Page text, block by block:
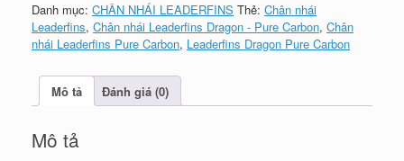
-
Pure
Carbon
lượng
Danh mục: CHÂN NHÁI LEADERFINS Thẻ: Chân nhái
Leaderfins, Chân nhái Leaderfins Dragon - Pure Carbon, Chân
nhái Leaderfins Pure Carbon, Leaderfins Dragon Pure Carbon
Mô tả Đánh giá (0)
Mô tả